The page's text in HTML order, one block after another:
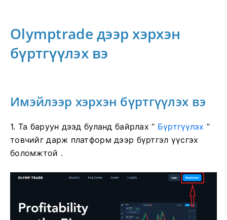
Olymptrade дээр хэрхэн
бүртгүүлэх вэ
Имэйлээр хэрхэн бүртгүүлэх вэ
1. Та баруун дээд буланд байрлах “ Бүртгүүлэх ”
товчийг дарж платформ дээр бүртгэл үүсгэх
боломжтой .